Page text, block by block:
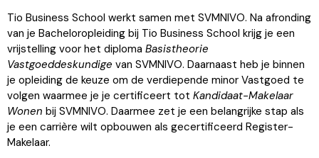
Tio Business School werkt samen met SVMNIVO. Na afronding
van je Bacheloropleiding bij Tio Business School krijg je een
vrijstelling voor het diploma Basistheorie
Vastgoeddeskundige van SVMNIVO. Daarnaast heb je binnen
je opleiding de keuze om de verdiepende minor Vastgoed te
volgen waarmee je je certificeert tot Kandidaat-Makelaar
Wonen bij SVMNIVO. Daarmee zet je een belangrijke stap als
je een carrière wilt opbouwen als gecertificeerd Register-
Makelaar.